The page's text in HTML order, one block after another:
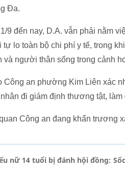
Đa.
9 đến nay, D.A. vẫn phải nằm
tự lo toàn bộ chi phí y tế, trong
và người thân sống trong cảnh
Công an phường Kim Liên xác
đi giám định thương tật,
Công an đang khẩn trương
nữ 14 tuổi bị đánh hội đồng: